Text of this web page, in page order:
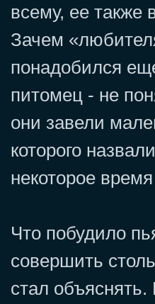
всему, ее также
Зачем
понадобился
питомец - не
они завели
которого
некоторое
Что побудило
совершить
стал